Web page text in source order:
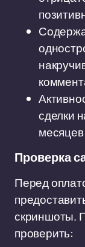
сделки
месяцев
Проверка
Перед
скриншоты.
проверить: